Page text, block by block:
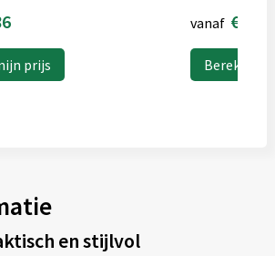
prijs
vanaf €
Bereken
en stijlvol